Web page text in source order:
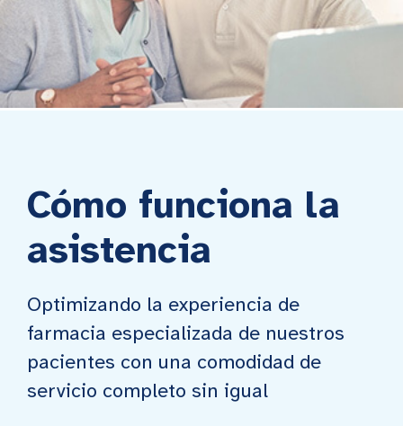
Cómo funciona la
asistencia
Optimizando la experiencia de
farmacia especializada de nuestros
pacientes con una comodidad de
servicio completo sin igual